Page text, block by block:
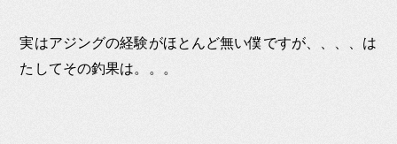
実はアジングの経験がほとんど無い僕ですが、、、、は
たしてその釣果は。。。